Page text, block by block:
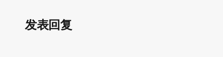
发表回复